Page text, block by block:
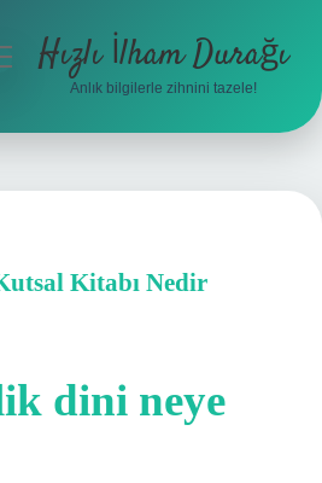
Hızlı İlham Durağı
Anlık bilgilerle zihnini tazele!
Kitabı Nedir
dini neye